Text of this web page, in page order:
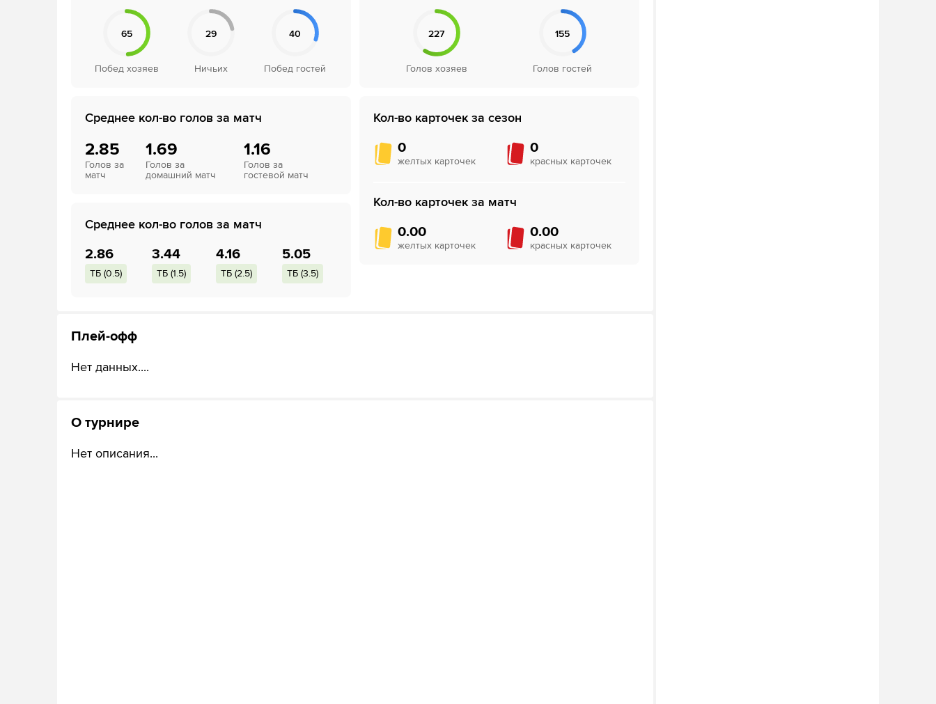
Среднее кол-во голов за матч
2.85
Голов за
матч
1.69
Голов за
домашний матч
1.16
Голов за
гостевой матч
Кол-во карточек за сезон
0
желтых карточек
0
красных карточек
Кол-во карточек за матч
0.00
желтых карточек
0.00
красных карточек
Среднее кол-во голов за матч
2.86
ТБ (0.5)
3.44
ТБ (1.5)
4.16
ТБ (2.5)
5.05
ТБ (3.5)
Плей-офф
Нет данных....
О турнире
Нет описания...